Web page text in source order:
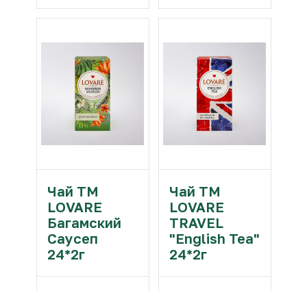
Чай ТМ
LOVARE
Багамский
Саусеп
24*2г
Чай ТМ
LOVARE
TRAVEL
"English Tea"
24*2г